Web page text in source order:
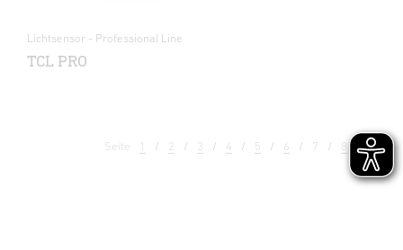
Lichtsensor - Professional Line
TCL PRO
Seite 1 2 3 4 5 6 7 8 9